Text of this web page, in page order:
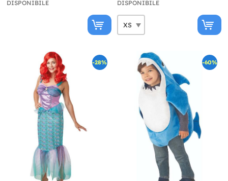
DISPONIBILE DISPONIBILE
-28% -60%